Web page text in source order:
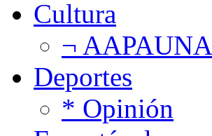
Cultura
¬
Deportes
* Opinión